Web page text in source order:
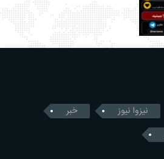
نیزوا نیوز
خبر